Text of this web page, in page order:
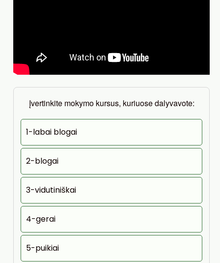
Įvertinkite mokymo kursus, kuriuose dalyvavote:
1-labai blogai
2-blogai
3-vidutiniškai
4-gerai
5-puikiai